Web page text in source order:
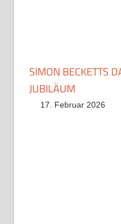
SIMON BECKETTS
JUBILÄUM
17. Februar 2026